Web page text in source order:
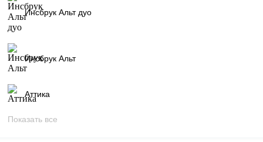
Инсбрук Альт дуо
Инсбрук Альт
Аттика
Показать все